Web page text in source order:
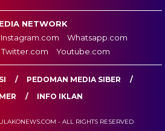
NETWORK
Instagram.com
Whatsapp.com
Twitter.com Youtube.com
PEDOMAN MEDIA SIBER
INFO IKLAN
- ALL RIGHTS RESERVED